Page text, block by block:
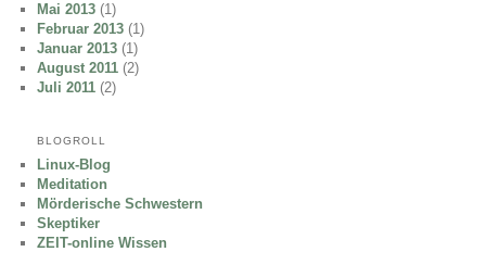
Mai 2013 (1)
Februar 2013 (1)
Januar 2013 (1)
August 2011 (2)
Juli 2011 (2)
BLOGROLL
Linux-Blog
Meditation
Mörderische Schwestern
Skeptiker
ZEIT-online Wissen